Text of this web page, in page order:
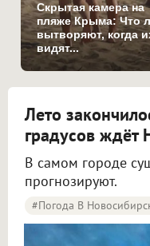
Скрытая камера на
пляже Крыма: Что
вытворяют, когда
видят...
Лето
градусов ждёт
В самом городе
прогнозируют.
#Погода В